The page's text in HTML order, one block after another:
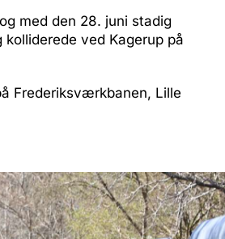
med den 28. juni stadig
ved Kagerup på
Frederiksværkbanen, Lille